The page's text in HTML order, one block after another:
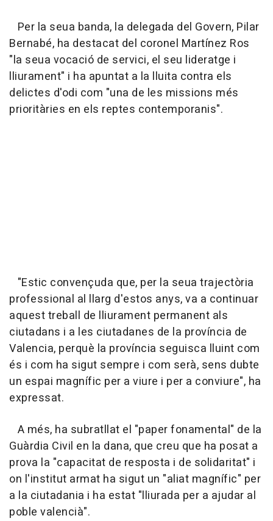
Per la seua banda, la delegada del Govern, Pilar
Bernabé, ha destacat del coronel Martínez Ros
"la seua vocació de servici, el seu lideratge i
lliurament" i ha apuntat a la lluita contra els
delictes d'odi com "una de les missions més
prioritàries en els reptes contemporanis".
"Estic convençuda que, per la seua trajectòria
professional al llarg d'estos anys, va a continuar
aquest treball de lliurament permanent als
ciutadans i a les ciutadanes de la província de
Valencia, perquè la província seguisca lluint com
és i com ha sigut sempre i com serà, sens dubte
un espai magnífic per a viure i per a conviure", ha
expressat.
A més, ha subratllat el "paper fonamental" de la
Guàrdia Civil en la dana, que creu que ha posat a
prova la "capacitat de resposta i de solidaritat" i
on l'institut armat ha sigut un "aliat magnífic" per
a la ciutadania i ha estat "lliurada per a ajudar al
poble valencià".